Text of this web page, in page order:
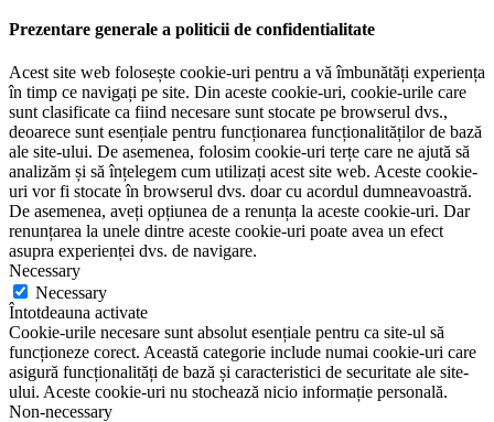
Prezentare generale a politicii de confidentialitate
Acest site web folosește cookie-uri pentru a vă îmbunătăți experiența
în timp ce navigați pe site. Din aceste cookie-uri, cookie-urile care
sunt clasificate ca fiind necesare sunt stocate pe browserul dvs.,
deoarece sunt esențiale pentru funcționarea funcționalităților de bază
ale site-ului. De asemenea, folosim cookie-uri terțe care ne ajută să
analizăm și să înțelegem cum utilizați acest site web. Aceste cookie-
uri vor fi stocate în browserul dvs. doar cu acordul dumneavoastră.
De asemenea, aveți opțiunea de a renunța la aceste cookie-uri. Dar
renunțarea la unele dintre aceste cookie-uri poate avea un efect
asupra experienței dvs. de navigare.
Necessary
Necessary
Întotdeauna activate
Cookie-urile necesare sunt absolut esențiale pentru ca site-ul să
funcționeze corect. Această categorie include numai cookie-uri care
asigură funcționalități de bază și caracteristici de securitate ale site-
ului. Aceste cookie-uri nu stochează nicio informație personală.
Non-necessary